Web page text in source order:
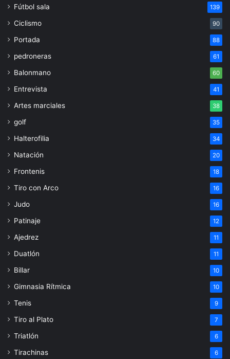
Fútbol sala 139
Ciclismo 90
Portada 88
pedroneras 61
Balonmano 60
Entrevista 41
Artes marciales 38
golf 35
Halterofilia 34
Natación 20
Frontenis 18
Tiro con Arco 16
Judo 16
Patinaje 12
Ajedrez 11
Duatlón 11
Billar 10
Gimnasia Rítmica 10
Tenis 9
Tiro al Plato 7
Triatlón 6
Tirachinas 6